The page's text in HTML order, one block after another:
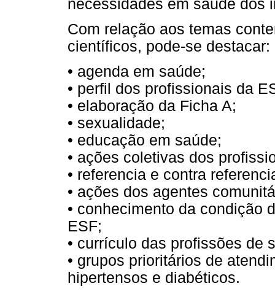
necessidades em saúde dos
Com relação aos temas
científicos, pode-se destacar:
• agenda em saúde;
• perfil dos profissionais da
• elaboração da Ficha A;
• sexualidade;
• educação em saúde;
• ações coletivas dos
• referencia e contra
• ações dos agentes
• conhecimento da condição
ESF;
• currículo das profissões de
• grupos prioritários de
hipertensos e diabéticos.